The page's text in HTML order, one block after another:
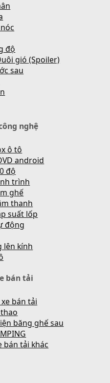
độ
gió (Spoiler)
sau
nghệ
ô tô
android
độ
trình
ghế
thanh
suất lốp
động
lên kính
bán tải
bán tải
băng ghế sau
bán tải khác